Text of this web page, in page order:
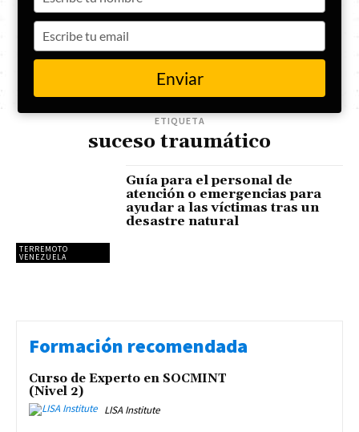
ETIQUETA
suceso traumático
TERREMOTO
VENEZUELA
Guía para el personal de
atención o emergencias para
ayudar a las víctimas tras un
desastre natural
Formación recomendada
Curso de Experto en SOCMINT
(Nivel 2)
LISA Institute
your
name
your
email
Enviar